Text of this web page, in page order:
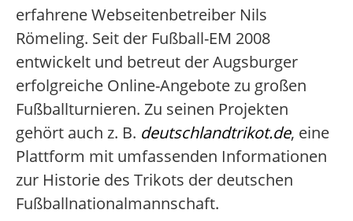
erfahrene Webseitenbetreiber Nils
Römeling. Seit der Fußball-EM 2008
entwickelt und betreut der Augsburger
erfolgreiche Online-Angebote zu großen
Fußballturnieren. Zu seinen Projekten
gehört auch z. B. deutschlandtrikot.de, eine
Plattform mit umfassenden Informationen
zur Historie des Trikots der deutschen
Fußballnationalmannschaft.